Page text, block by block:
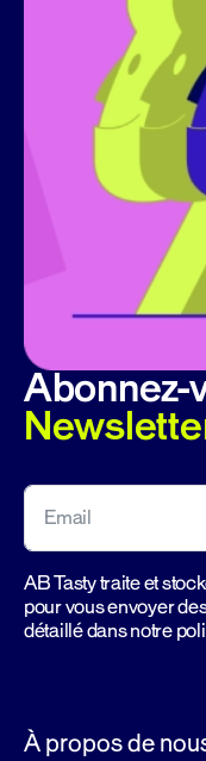
Abonnez-
AB Tasty traite et
pour vous envoyer
détaillé dans notre
À propos de